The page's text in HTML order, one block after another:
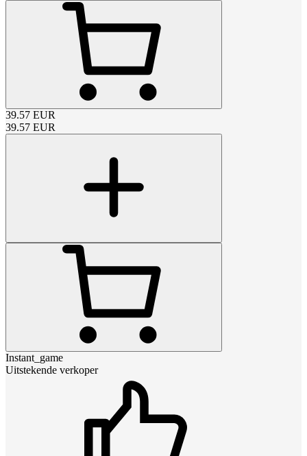
39.57 EUR
39.57 EUR
Instant_game
Uitstekende verkoper